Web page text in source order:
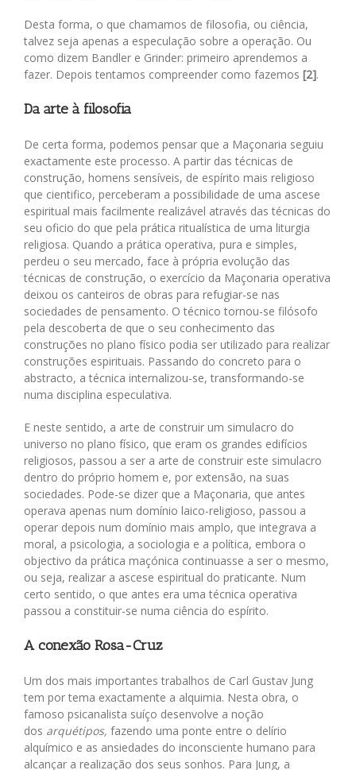
Desta forma, o que chamamos de filosofia, ou ciência,
talvez seja apenas a especulação sobre a operação. Ou
como dizem Bandler e Grinder: primeiro aprendemos a
fazer. Depois tentamos compreender como fazemos [2].
Da arte à filosofia
De certa forma, podemos pensar que a Maçonaria seguiu
exactamente este processo. A partir das técnicas de
construção, homens sensíveis, de espírito mais religioso
que cientifico, perceberam a possibilidade de uma ascese
espiritual mais facilmente realizável através das técnicas do
seu oficio do que pela prática ritualística de uma liturgia
religiosa. Quando a prática operativa, pura e simples,
perdeu o seu mercado, face à própria evolução das
técnicas de construção, o exercício da Maçonaria operativa
deixou os canteiros de obras para refugiar-se nas
sociedades de pensamento. O técnico tornou-se filósofo
pela descoberta de que o seu conhecimento das
construções no plano físico podia ser utilizado para realizar
construções espirituais. Passando do concreto para o
abstracto, a técnica internalizou-se, transformando-se
numa disciplina especulativa.
E neste sentido, a arte de construir um simulacro do
universo no plano físico, que eram os grandes edifícios
religiosos, passou a ser a arte de construir este simulacro
dentro do próprio homem e, por extensão, na suas
sociedades. Pode-se dizer que a Maçonaria, que antes
operava apenas num domínio laico-religioso, passou a
operar depois num domínio mais amplo, que integrava a
moral, a psicologia, a sociologia e a política, embora o
objectivo da prática maçónica continuasse a ser o mesmo,
ou seja, realizar a ascese espiritual do praticante. Num
certo sentido, o que antes era uma técnica operativa
passou a constituir-se numa ciência do espírito.
A conexão Rosa-Cruz
Um dos mais importantes trabalhos de Carl Gustav Jung
tem por tema exactamente a alquimia. Nesta obra, o
famoso psicanalista suíço desenvolve a noção
dos arquétipos, fazendo uma ponte entre o delírio
alquímico e as ansiedades do inconsciente humano para
alcançar a realização dos seus sonhos. Para Jung, a